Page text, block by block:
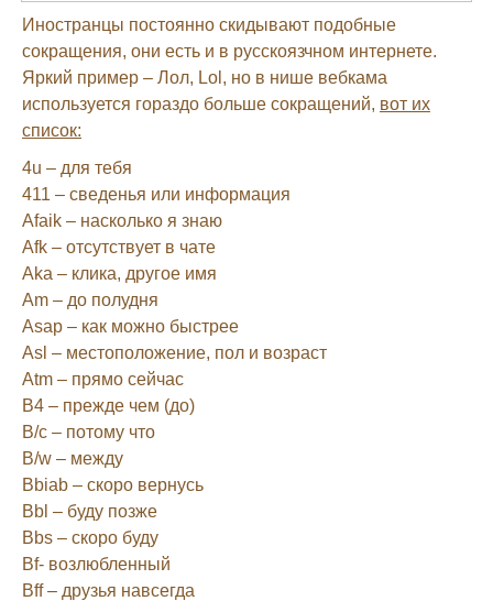
Иностранцы постоянно скидывают подобные
сокращения, они есть и в русскоязчном интернете.
Яркий пример – Лол, Lol, но в нише вебкама
используется гораздо больше сокращений, вот их
список:
4u – для тебя
411 – сведенья или информация
Afaik – насколько я знаю
Afk – отсутствует в чате
Aka – клика, другое имя
Am – до полудня
Asap – как можно быстрее
Asl – местоположение, пол и возраст
Atm – прямо сейчас
B4 – прежде чем (до)
B/c – потому что
B/w – между
Bbiab – скоро вернусь
Bbl – буду позже
Bbs – скоро буду
Bf- возлюбленный
Bff – друзья навсегда